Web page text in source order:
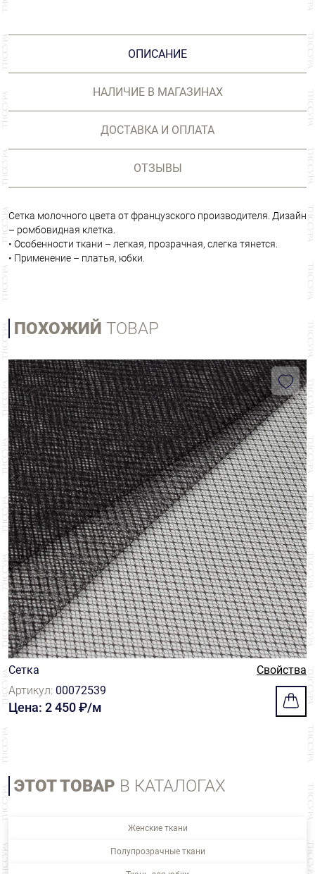
ОПИСАНИЕ
НАЛИЧИЕ В МАГАЗИНАХ
ДОСТАВКА И ОПЛАТА
ОТЗЫВЫ
Сетка молочного цвета от французского производителя. Дизайн
– ромбовидная клетка.
• Особенности ткани – легкая, прозрачная, слегка тянется.
• Применение – платья, юбки.
ПОХОЖИЙ ТОВАР
Сетка
Свойства
Артикул: 00072539
Цена: 2 450 ₽/м
ЭТОТ ТОВАР В КАТАЛОГАХ
Женские ткани
Полупрозрачные ткани